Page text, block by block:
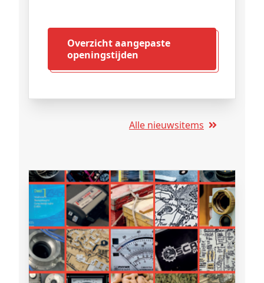
Overzicht aangepaste
openingstijden
Alle nieuwsitems